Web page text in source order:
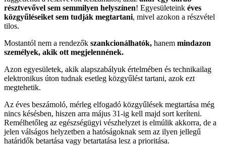
résztvevővel sem semmilyen helyszínen! Egyesületeink éves
közgyűléseiket sem tudják megtartani, mivel azokon a részvétel
tilos.
Mostantól nem a rendezők szankcionálhatók, hanem mindazon
személyek, akik ott megjelennének.
Azon egyesületek, akik alapszabályuk értelmében és technikailag
elektronikus úton tudnak esetleg közgyűlést tartani, azok ezt
megtehetik.
Az éves beszámoló, mérleg elfogadó közgyűlések megtartása még
nincs késésben, hiszen arra május 31-ig kell majd sort keríteni.
Remélhetőleg az egészségügyi vészhelyzet is elmúlik akkorra, de a
jelen válságos helyzetben a hatóságoknak sem az ilyen jellegű
határidők betartása vagy betartatása lesz a prioritása.